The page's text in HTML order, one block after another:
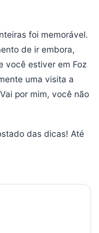
foi memorável.
de ir embora,
você estiver em Foz
uma visita a
por mim, você não
das dicas! Até